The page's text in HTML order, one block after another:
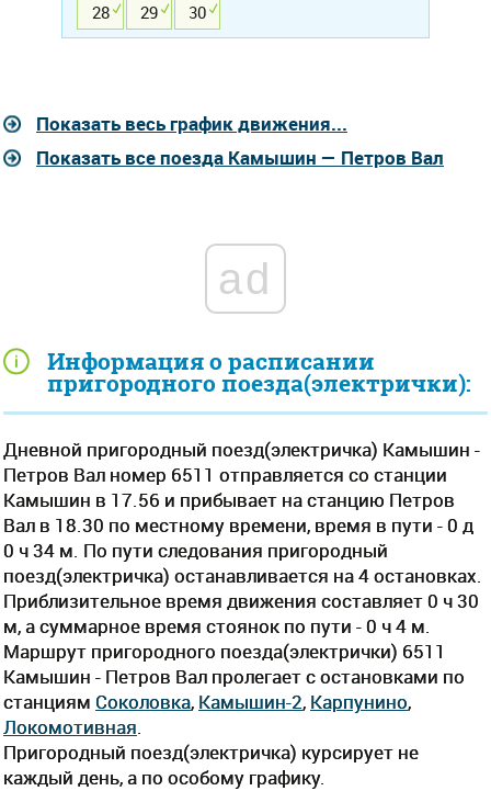
Информация о расписании
пригородного поезда(электрички):
Дневной пригородный поезд(электричка) Камышин -
Петров Вал номер 6511 отправляется со станции
Камышин в 17.56 и прибывает на станцию Петров
Вал в 18.30 по местному времени, время в пути - 0 д
0 ч 34 м. По пути следования пригородный
поезд(электричка) останавливается на 4 остановках.
Приблизительное время движения составляет 0 ч 30
м, а суммарное время стоянок по пути - 0 ч 4 м.
Маршрут пригородного поезда(электрички) 6511
Камышин - Петров Вал пролегает c остановками по
станциям Соколовка, Камышин-2, Карпунино,
Локомотивная
Пригородный поезд(электричка) курсирует не
каждый день, а по особому графику.
28
29 30
Показать весь график движения...
Показать все поезда Камышин — Петров Вал
ad